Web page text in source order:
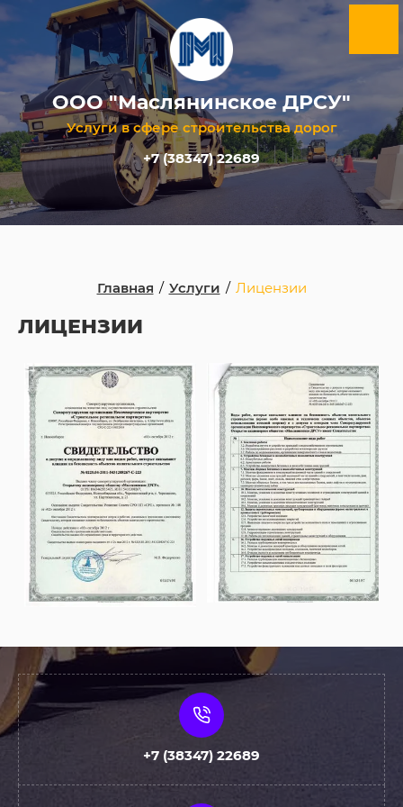
ООО "Маслянинское ДРСУ"
Услуги в сфере строительства дорог
+7 (38347) 22689
Главная / Услуги / Лицензии
ЛИЦЕНЗИИ
+7 (38347) 22689